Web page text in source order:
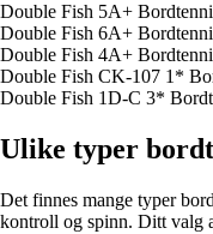
Double Fish 5A+
Double Fish 6A+
Double Fish 4A+
Double Fish CK-107 1*
Double Fish 1D-C 3*
Ulike typer
Det finnes mange typer
kontroll og spinn. Ditt valg